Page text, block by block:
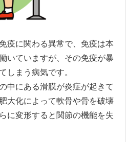
疫に関わる異常で、 免疫は本
いていますが、 その免疫が暴
しまう病気です。
中にある滑膜が炎症が起きて
大化によって軟骨や骨を破壊
に変形すると関節の機能を失